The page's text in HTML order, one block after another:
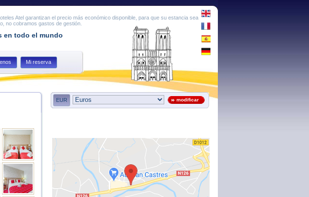
Atel garantizan el precio más económico disponible, para que su estancia sea
no cobramos gastos de gestión.
en todo el mundo
Mi reserva
EUR modificar